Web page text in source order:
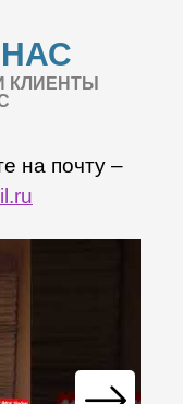
КЛИЕНТЫ
на почту –